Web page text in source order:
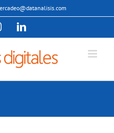
InstagramLinkedIn